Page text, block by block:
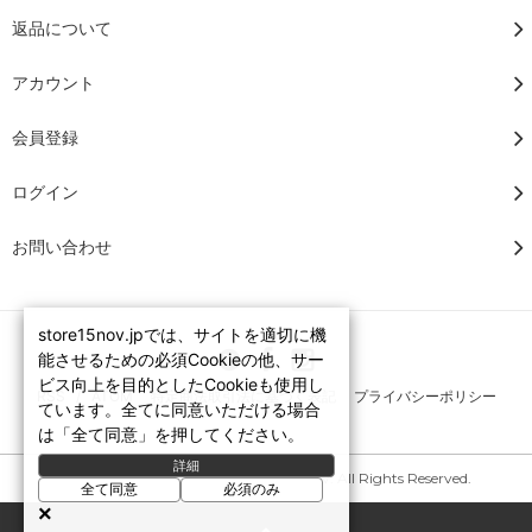
返品について
アカウント
会員登録
ログイン
お問い合わせ
RSS / ATOM 特定商法取引法に基づく表記 プライバシーポリシー
Copyright © 2007-2026 STORE15NOV. All Rights Reserved.
store15nov.jpでは、サイトを適切に機
能させるための必須Cookieの他、サー
ビス向上を目的としたCookieも使用し
ています。全てに同意いただける場合
は「全て同意」を押してください。
詳細
全て同意
必須のみ
×